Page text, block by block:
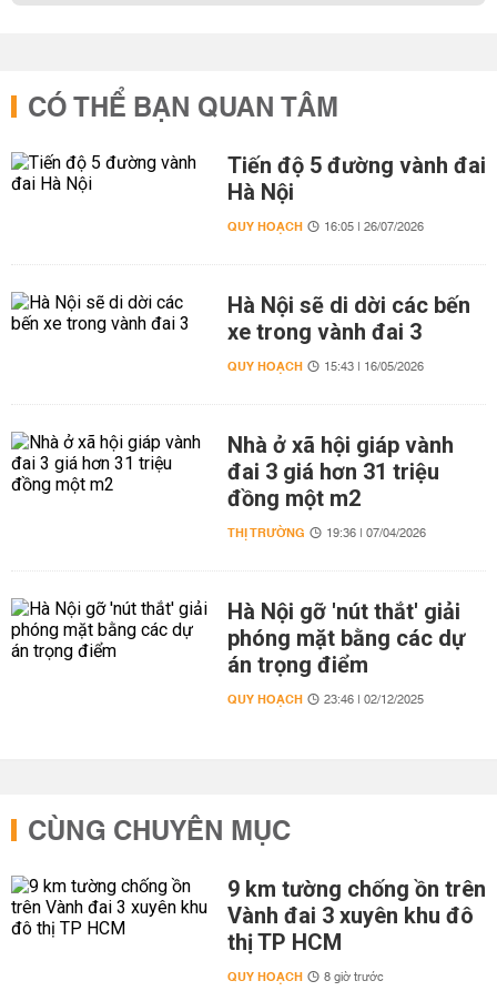
CÓ THỂ BẠN QUAN TÂM
Tiến độ 5 đường vành đai
Hà Nội
QUY HOẠCH 16:05 | 26/07/2026
Hà Nội sẽ di dời các bến
xe trong vành đai 3
QUY HOẠCH 15:43 | 16/05/2026
Nhà ở xã hội giáp vành
đai 3 giá hơn 31 triệu
đồng một m2
THỊ TRƯỜNG 19:36 | 07/04/2026
Hà Nội gỡ 'nút thắt' giải
phóng mặt bằng các dự
án trọng điểm
QUY HOẠCH 23:46 | 02/12/2025
CÙNG CHUYÊN MỤC
9 km tường chống ồn trên
Vành đai 3 xuyên khu đô
thị TP HCM
QUY HOẠCH 8 giờ trước